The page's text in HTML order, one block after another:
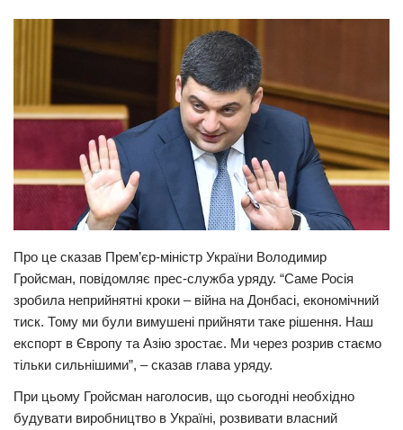
Прикарпаття
Економіка
Світ
Наука
Технології
Привітання
Здоров’я
Події
Кримінал
Трагедії
Про це сказав Прем’єр-міністр України Володимир
Гройсман, повідомляє прес-служба уряду. “Саме Росія
зробила неприйнятні кроки – війна на Донбасі, економічний
тиск. Тому ми були вимушені прийняти таке рішення. Наш
експорт в Європу та Азію зростає. Ми через розрив стаємо
тільки сильнішими”, – сказав глава уряду.
При цьому Гройсман наголосив, що сьогодні необхідно
будувати виробництво в Україні, розвивати власний